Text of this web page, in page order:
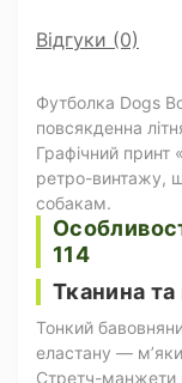
Відгуки (0)
Футболка Dogs
повсякденна
Графічний принт
ретро-винтажу,
собакам.
114
Тканина та
Тонкий
еластану —
Стретч-манжети